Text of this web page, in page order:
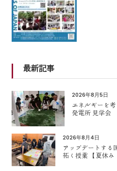
最新記事
2026年8月5日
エネルギーを
発電所 見学会
2026年8月4日
アップデートす
拓く授業 【夏休み